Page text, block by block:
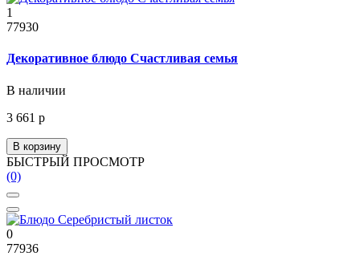
1
77930
Декоративное блюдо Счастливая семья
В наличии
3 661 р
В корзину
БЫСТРЫЙ ПРОСМОТР
(0)
0
77936